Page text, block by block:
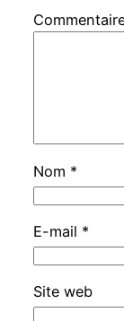
Nom *
E-mail *
Site web